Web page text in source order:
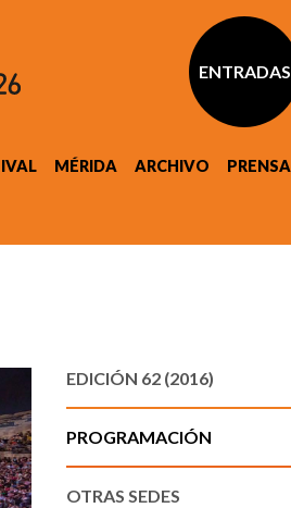
ENTRADAS
MÉRIDA ARCHIVO PRENSA
EDICIÓN 62 (2016)
PROGRAMACIÓN
OTRAS SEDES